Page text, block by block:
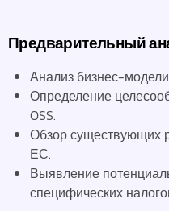
Предварительный
Анализ бизнес-
Определение
OSS.
Обзор существующих
ЕС.
Выявление
специфических